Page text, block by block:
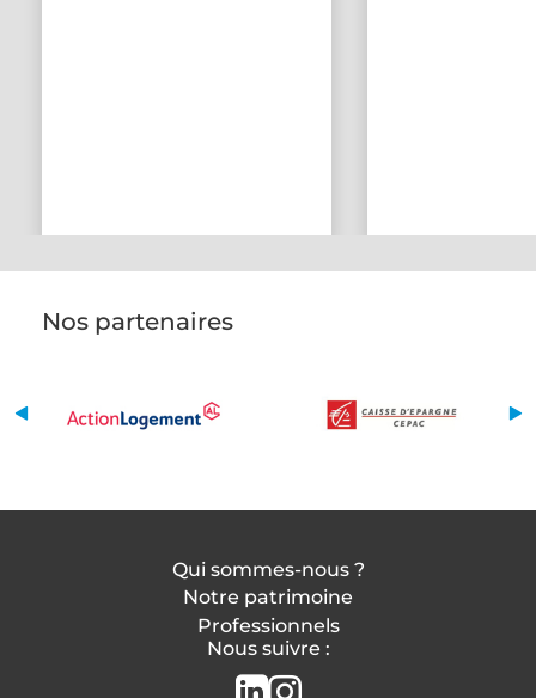
Nos partenaires
Qui sommes-nous ?
Notre patrimoine
Professionnels
Nous suivre :